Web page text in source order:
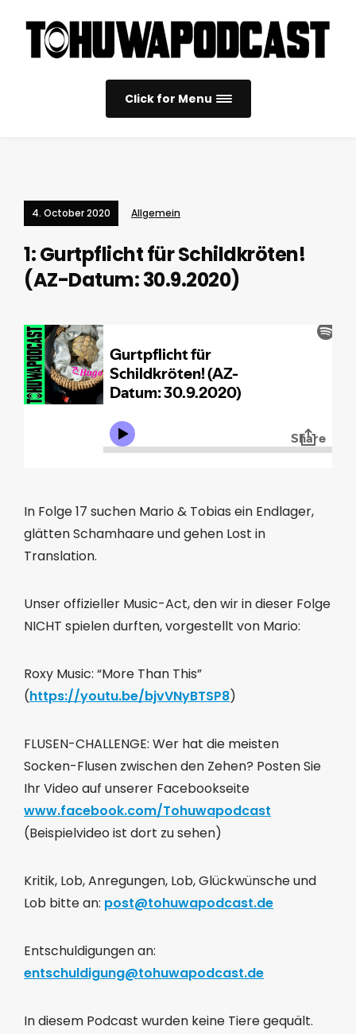
Click for Menu
4. October 2020 Allgemein
1: Gurtpflicht für Schildkröten!
(AZ-Datum: 30.9.2020)
In Folge 17 suchen Mario & Tobias ein Endlager,
glätten Schamhaare und gehen Lost in
Translation.
Unser offizieller Music-Act, den wir in dieser Folge
NICHT spielen durften, vorgestellt von Mario:
Roxy Music: “More Than This”
(https://youtu.be/bjvVNyBTSP8)
FLUSEN-CHALLENGE: Wer hat die meisten
Socken-Flusen zwischen den Zehen? Posten Sie
Ihr Video auf unserer Facebookseite
www.facebook.com/Tohuwapodcast
(Beispielvideo ist dort zu sehen)
Kritik, Lob, Anregungen, Lob, Glückwünsche und
Lob bitte an: post@tohuwapodcast.de
Entschuldigungen an:
entschuldigung@tohuwapodcast.de
In diesem Podcast wurden keine Tiere gequält.